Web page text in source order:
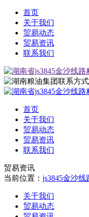
首页
关于我们
贸易动态
贸易资讯
联系我们
首页
关于我们
贸易动态
贸易资讯
联系我们
贸易资讯
当前位置： js3845金沙线
关于我们
贸易动态